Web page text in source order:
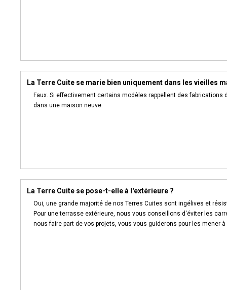
La Terre Cuite se marie bien uniquement dans les vieilles
Faux. Si effectivement certains modèles rappellent des
dans une maison neuve.
La Terre Cuite se pose-t-elle à l'extérieure ?
Oui, une grande majorité de nos Terres Cuites sont ingélives et
Pour une terrasse extérieure, nous vous conseillons d'éviter les
nous faire part de vos projets, vous vous guiderons pour les mener à